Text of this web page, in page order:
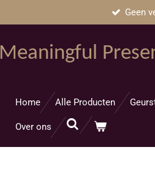
Geen
Meaningful
Home Alle Producten
Over ons